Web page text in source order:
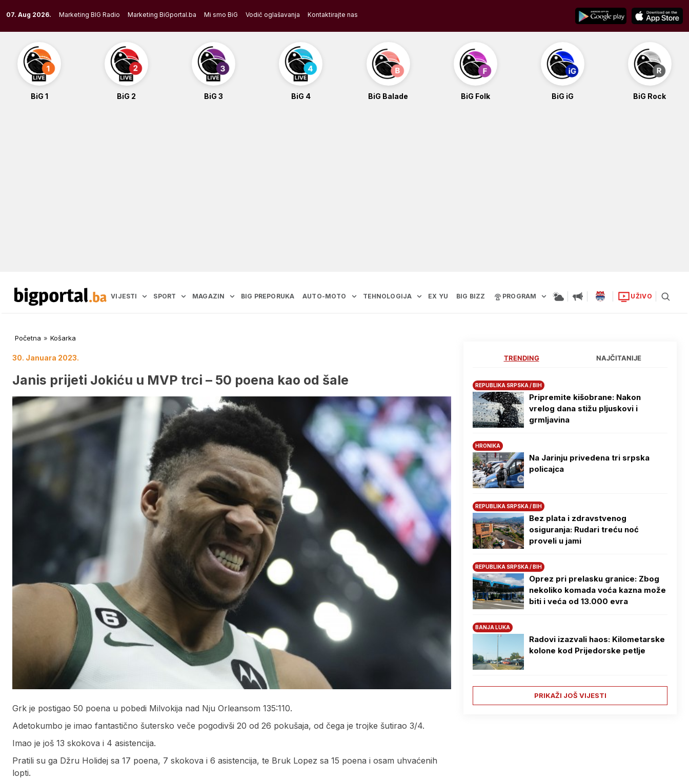
to
content
07. Aug 2026. Marketing BIG Radio Marketing BiGportal.ba Mi smo BiG Vodič oglašavanja Kontaktirajte nas
BiG 1 BiG 2 BiG 3 BiG 4 BiG Balade BiG Folk BiG iG BiG Rock
VIJESTI SPORT MAGAZIN BIG PREPORUKA AUTO-MOTO TEHNOLOGIJA EX YU BIG BIZZ PROGRAM UŽIVO
Početna » Košarka
30. Januara 2023.
Janis prijeti Jokiću u MVP trci – 50 poena kao od šale
Grk je postigao 50 poena u pobedi Milvokija nad Nju Orleansom 135:110.
Adetokumbo je imao fantastično šutersko veče pogodivši 20 od 26 pokušaja, od čega je trojke šutirao 3/4.
Imao je još 13 skokova i 4 asistencija.
Pratili su ga Džru Holidej sa 17 poena, 7 skokova i 6 asistencija, te Bruk Lopez sa 15 poena i osam uhvaćenih
lopti.
TRENDING NAJČITANIJE
REPUBLIKA SRPSKA / BIH
Pripremite kišobrane: Nakon
vrelog dana stižu pljuskovi i
grmljavina
HRONIKA
Na Јarinju privedena tri srpska
policajca
REPUBLIKA SRPSKA / BIH
Bez plata i zdravstvenog
osiguranja: Rudari treću noć
proveli u jami
REPUBLIKA SRPSKA / BIH
Oprez pri prelasku granice: Zbog
nekoliko komada voća kazna može
biti i veća od 13.000 evra
BANJA LUKA
Radovi izazvali haos: Kilometarske
kolone kod Prijedorske petlje
PRIKAŽI JOŠ VIJESTI